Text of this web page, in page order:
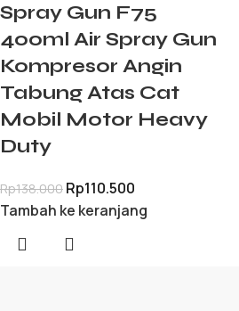
Spray Gun F75
400ml Air Spray Gun
Kompresor Angin
Tabung Atas Cat
Mobil Motor Heavy
Duty
Rp138.000 Rp110.500
Tambah ke keranjang